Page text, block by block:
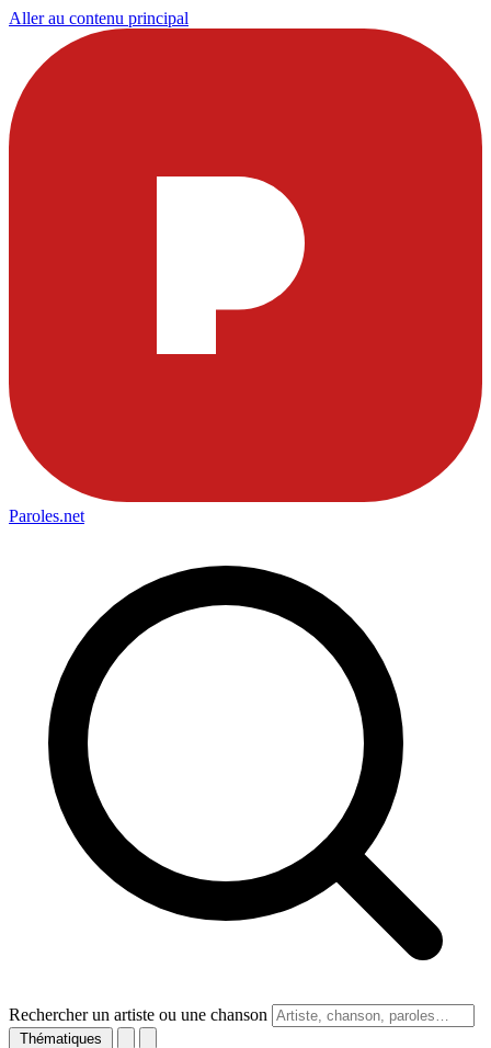
Aller au contenu principal
Paroles.net
Rechercher un artiste ou une chanson
Thématiques